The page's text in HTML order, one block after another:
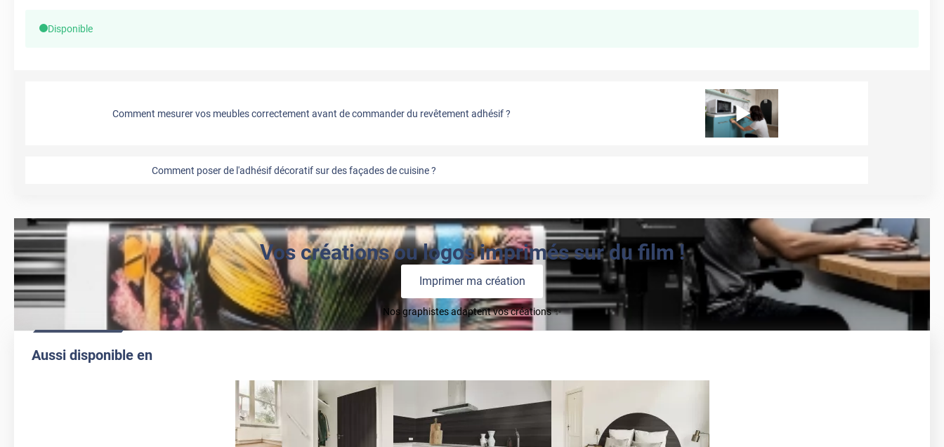
Disponible
Comment mesurer vos meubles correctement avant de commander du revêtement adhésif ?
Comment poser de l'adhésif décoratif sur des façades de cuisine ?
Vos créations ou logos imprimés sur du film !
Imprimer ma création
Nos graphistes adaptent vos créations ✨
Aussi disponible en